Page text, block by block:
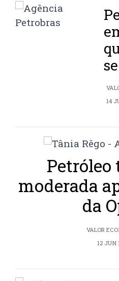
14
Petróleo
moderada
da
VALOR
12 JUN